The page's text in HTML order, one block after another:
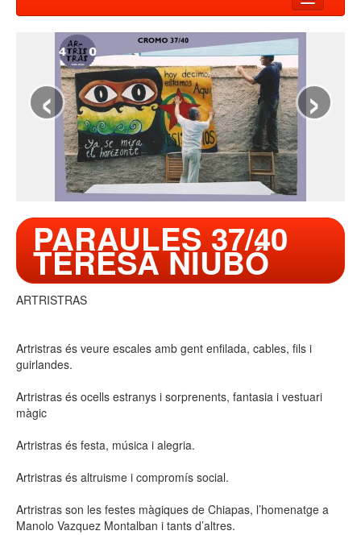
NOTÍCIES
ESPECTACLES
COMPANYIA
TALLER
CONTACTE
‹ ›
PARAULES 37/40
TERESA NIUBÓ
ARTRISTRAS
Artristras és veure escales amb gent enfilada, cables, fils i
guirlandes.
Artristras és ocells estranys i sorprenents, fantasia i vestuari
màgic
Artristras és festa, música i alegria.
Artristras és altruisme i compromís social.
Artristras son les festes màgiques de Chiapas, l’homenatge a
Manolo Vazquez Montalban i tants d’altres.